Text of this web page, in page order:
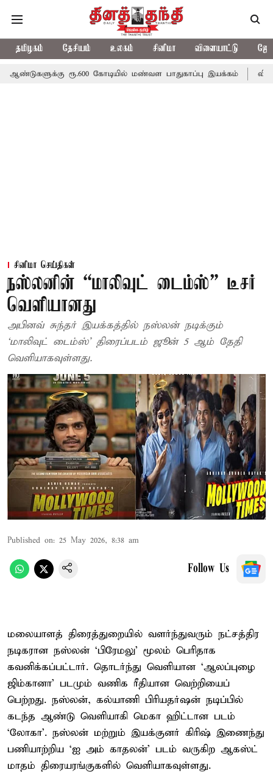
தமிழகம் தேசியம் உலகம் சினிமா விளையாட்டு
ரூ.600 கோடியில் மண்வள பாதுகாப்பு இயக்கம்
சினிமா செய்திகள்
நஸ்லனின் “மாலிவுட் டைம்ஸ்” டீசர்
வெளியானது
அபினவ் சுந்தர் இயக்கத்தில் நஸ்லன் நடிக்கும்
‘மாலிவுட் டைம்ஸ்’ திரைப்படம் ஜூன் 5 ஆம் தேதி
வெளியாகவுள்ளது.
Published on: 25 May 2026, 8:38 am
Follow Us
மலையாளத் திரைத்துறையில் வளர்ந்துவரும் நட்சத்திர
நடிகரான நஸ்லன் ‘பிரேமலு’ மூலம் பெரிதாக
கவனிக்கப்பட்டார். தொடர்ந்து வெளியான ‘ஆலப்புழை
ஜிம்கானா’ படமும் வணிக ரீதியான வெற்றியைப்
பெற்றது. நஸ்லன், கல்யாணி பிரியதர்ஷன் நடிப்பில்
கடந்த ஆண்டு வெளியாகி மெகா ஹிட்டான படம்
‘லோகா’. நஸ்லன் மற்றும் இயக்குனர் கிரிஷ் இணைந்து
பணியாற்றிய ‘ஐ அம் காதலன்’ படம் வருகிற ஆகஸ்ட்
மாதம் திரையரங்குகளில் வெளியாகவுள்ளது.